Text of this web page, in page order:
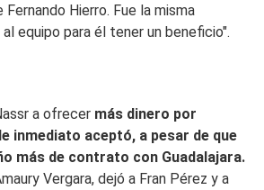
Hierro. Fue la misma
equipo para él tener un beneficio".
a ofrecer más dinero por
inmediato aceptó, a pesar de que
más de contrato con Guadalajara.
Vergara, dejó a Fran Pérez y a